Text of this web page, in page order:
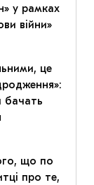
у рамках
війни»
це
бачать
що по
про те,